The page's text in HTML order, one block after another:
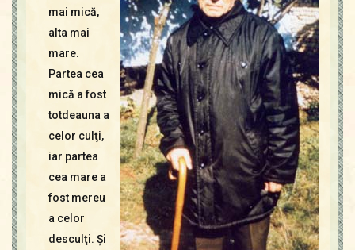
mai mică,
alta mai
mare.
Partea cea
mică a fost
totdeauna a
celor culţi,
iar partea
cea mare a
fost mereu
a celor
desculţi. Şi